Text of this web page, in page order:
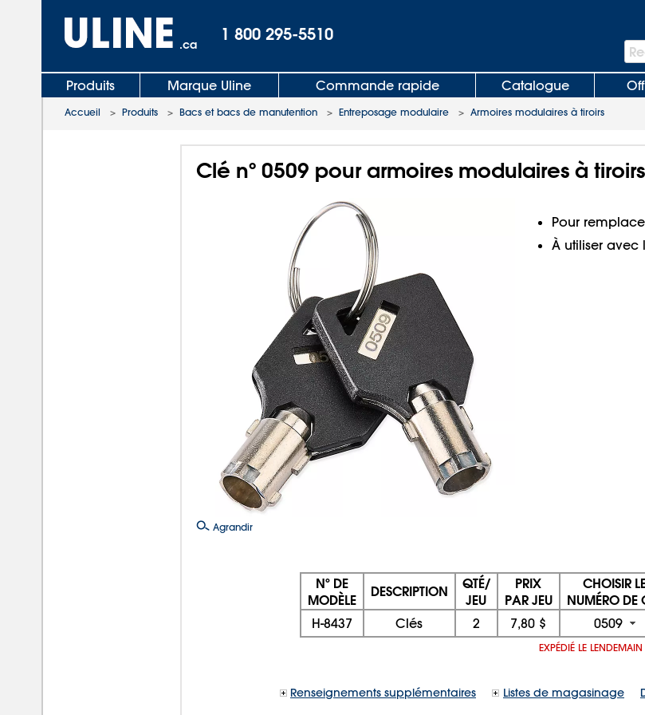
.ca
1 800 295-5510
Barre
de
Produits Marque Uline Commande rapide Catalogue
Accueil > Produits > Bacs et bacs de manutention > Entreposage modulaire > Armoires modulaires à tiroirs
Clé nº 0509 pour armoires modulaires à tiroirs
Agrandir
Pour
À utiliser avec
Nº DE
MODÈLE
DESCRIPTION
QTÉ/
JEU
PRIX
PAR JEU
CHOISIR
NUMÉRO DE
H-8437 Clés 2 7,80 $ 0509
EXPÉDIÉ LE
Renseignements supplémentaires Listes de magasinage